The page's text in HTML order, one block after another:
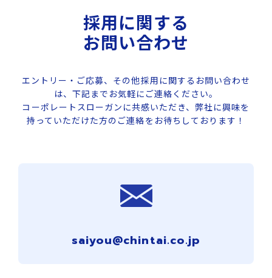
採用に関する
お問い合わせ
エントリー・ご応募、その他採用に関するお問い合わせ
は、下記までお気軽にご連絡ください。
コーポレートスローガンに共感いただき、弊社に興味を
持っていただけた方のご連絡をお待ちしております！
saiyou@chintai.co.jp